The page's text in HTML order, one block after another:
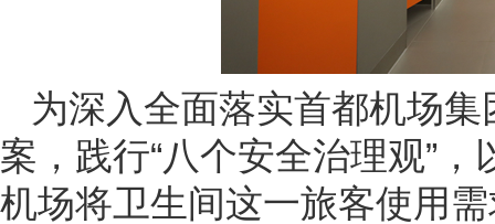
为深入全面落实首都机场集
案，践行“八个安全治理观”
机场将卫生间这一旅客使用